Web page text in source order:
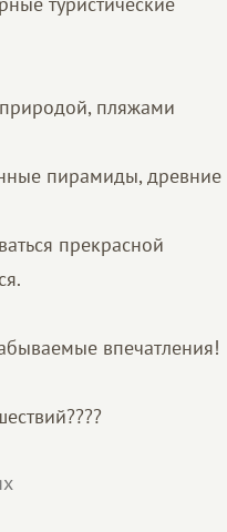
пляжами
пирамиды, древние
прекрасной
впечатления!